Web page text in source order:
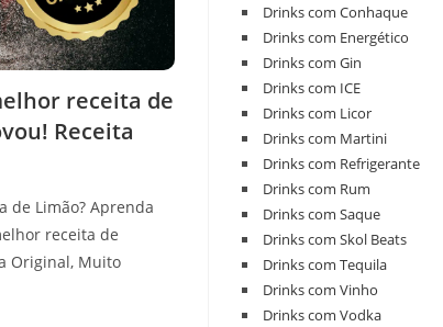
receita de
Receita
de Limão? Aprenda
receita de
Original, Muito
Drinks com Conhaque
Drinks com Energético
Drinks com Gin
Drinks com ICE
Drinks com Licor
Drinks com Martini
Drinks com Refrigerante
Drinks com Rum
Drinks com Saque
Drinks com Skol Beats
Drinks com Tequila
Drinks com Vinho
Drinks com Vodka